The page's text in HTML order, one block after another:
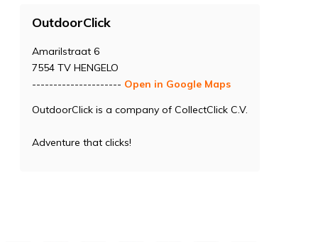
OutdoorClick
Amarilstraat 6
7554 TV HENGELO
--------------------- Open in Google Maps
OutdoorClick is a company of CollectClick C.V.
Adventure that clicks!